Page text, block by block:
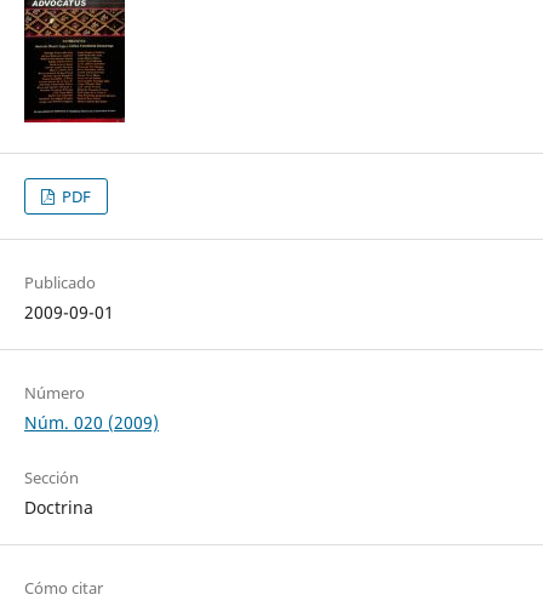
PDF
Publicado
2009-09-01
Número
Núm. 020 (2009)
Sección
Doctrina
Cómo citar